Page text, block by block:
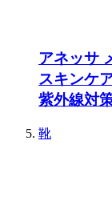
アネッサ
スキンケ
紫外線対
靴